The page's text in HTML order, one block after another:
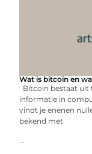
Wat is bitcoin en
Bitcoin bestaat uit
informatie in
vindt je enenen
bekend met
...